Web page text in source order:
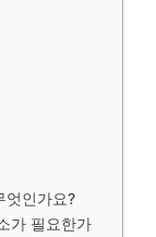
엇인가요?
가 필요한가